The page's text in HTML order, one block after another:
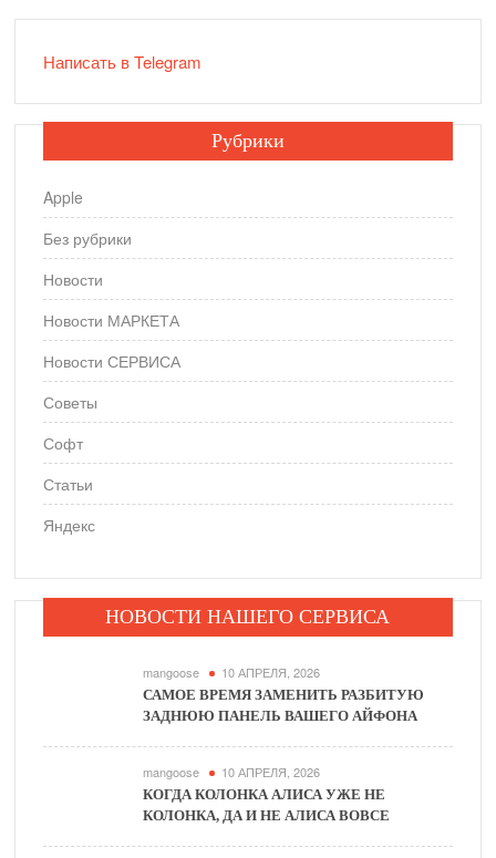
Написать в Telegram
Рубрики
Apple
Без рубрики
Новости
Новости МАРКЕТА
Новости СЕРВИСА
Советы
Софт
Статьи
Яндекс
НОВОСТИ НАШЕГО СЕРВИСА
mangoose 10 АПРЕЛЯ, 2026
САМОЕ ВРЕМЯ ЗАМЕНИТЬ РАЗБИТУЮ
ЗАДНЮЮ ПАНЕЛЬ ВАШЕГО АЙФОНА
mangoose 10 АПРЕЛЯ, 2026
КОГДА КОЛОНКА АЛИСА УЖЕ НЕ
КОЛОНКА, ДА И НЕ АЛИСА ВОВСЕ